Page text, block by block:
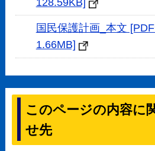
国民保護計画_本文
1.66MB]
このページの内容に
せ先